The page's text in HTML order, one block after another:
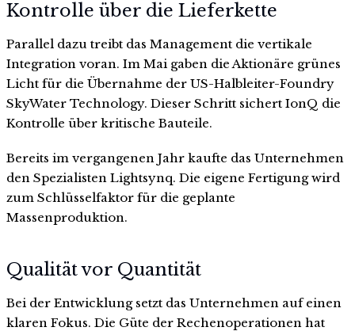
Kontrolle über die Lieferkette
Parallel dazu treibt das Management die vertikale
Integration voran. Im Mai gaben die Aktionäre grünes
Licht für die Übernahme der US-Halbleiter-Foundry
SkyWater Technology. Dieser Schritt sichert IonQ die
Kontrolle über kritische Bauteile.
Bereits im vergangenen Jahr kaufte das Unternehmen
den Spezialisten Lightsynq. Die eigene Fertigung wird
zum Schlüsselfaktor für die geplante
Massenproduktion.
Qualität vor Quantität
Bei der Entwicklung setzt das Unternehmen auf einen
klaren Fokus. Die Güte der Rechenoperationen hat